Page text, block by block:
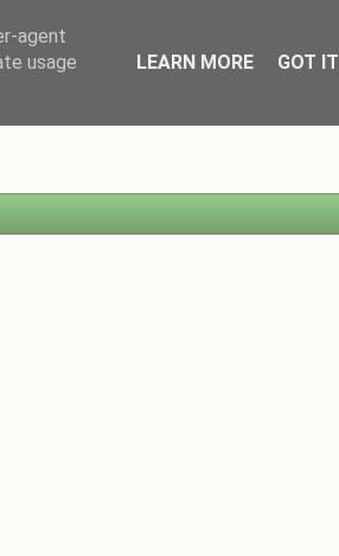
agent
usage
LEARN MORE GOT IT